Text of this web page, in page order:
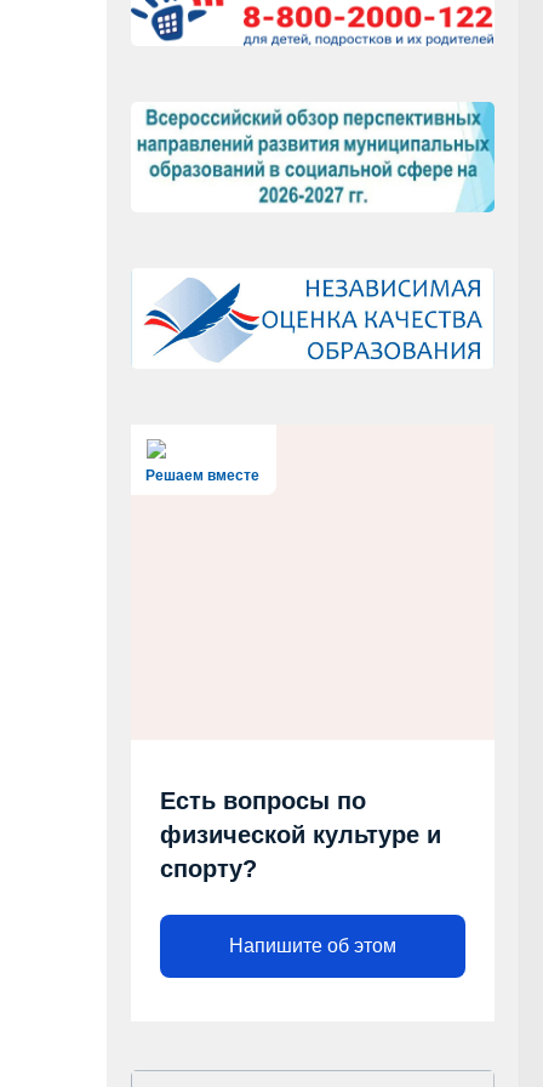
Решаем вместе
Есть вопросы по
физической культуре и
спорту?
Напишите об этом